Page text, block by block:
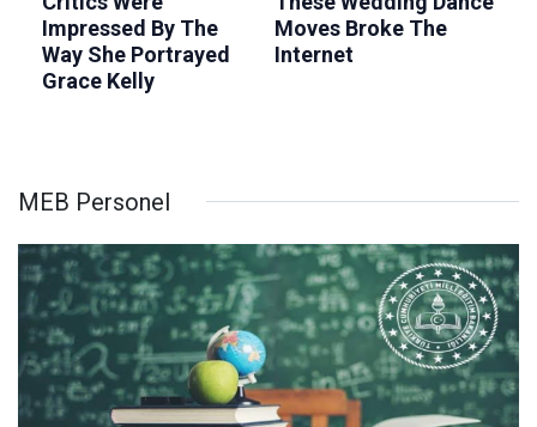
MEB Personel